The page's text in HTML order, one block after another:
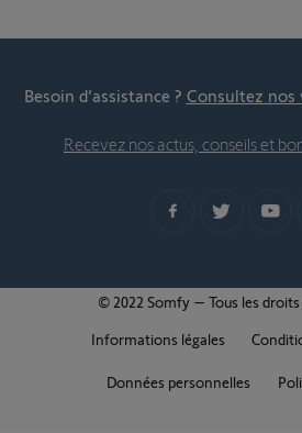
Besoin d’assistance ? Consultez nos
Recevez nos actus, conseils et
© 2022 Somfy – Tous les droits
Informations légales
Données personnelles